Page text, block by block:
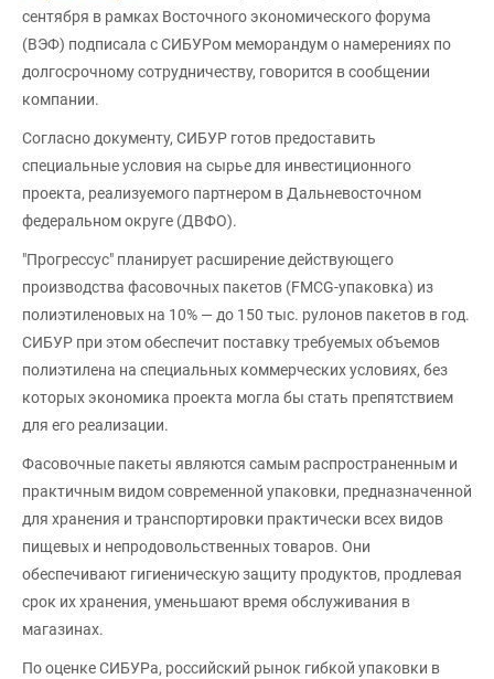
сентября в рамках Восточного экономического форума
(ВЭФ) подписала с СИБУРом меморандум о намерениях по
долгосрочному сотрудничеству, говорится в сообщении
компании.
Согласно документу, СИБУР готов предоставить
специальные условия на сырье для инвестиционного
проекта, реализуемого партнером в Дальневосточном
федеральном округе (ДВФО).
"Прогрессус" планирует расширение действующего
производства фасовочных пакетов (FMCG-упаковка) из
полиэтиленовых на 10% — до 150 тыс. рулонов пакетов в год.
СИБУР при этом обеспечит поставку требуемых объемов
полиэтилена на специальных коммерческих условиях, без
которых экономика проекта могла бы стать препятствием
для его реализации.
Фасовочные пакеты являются самым распространенным и
практичным видом современной упаковки, предназначенной
для хранения и транспортировки практически всех видов
пищевых и непродовольственных товаров. Они
обеспечивают гигиеническую защиту продуктов, продлевая
срок их хранения, уменьшают время обслуживания в
магазинах.
По оценке СИБУРа, российский рынок гибкой упаковки в